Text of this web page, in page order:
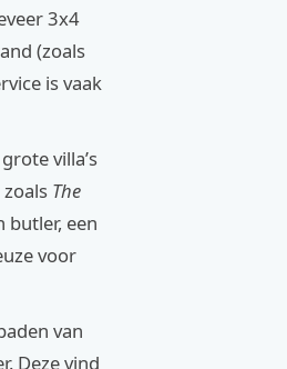
3x4
(zoals
is vaak
villa’s
The
butler, een
voor
van
Deze vind